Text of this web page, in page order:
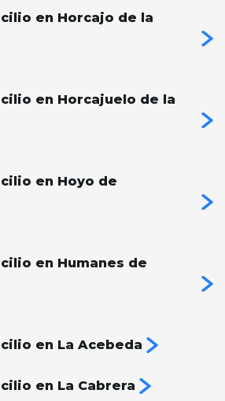
en Horcajo de la
en Horcajuelo de la
en Hoyo de
en Humanes de
en La Acebeda
en La Cabrera